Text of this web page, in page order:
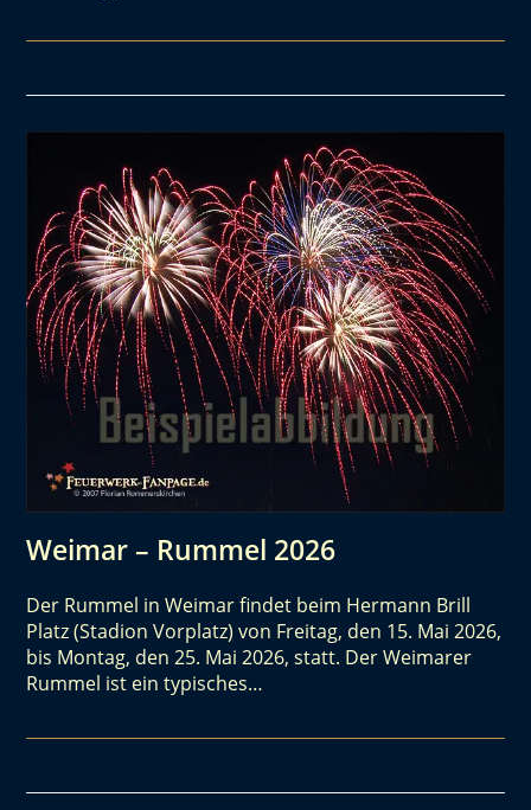
Weimar – Rummel 2026
Der Rummel in Weimar findet beim Hermann Brill
Platz (Stadion Vorplatz) von Freitag, den 15. Mai 2026,
bis Montag, den 25. Mai 2026, statt. Der Weimarer
Rummel ist ein typisches…